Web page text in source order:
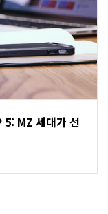
5: MZ 세대가 선